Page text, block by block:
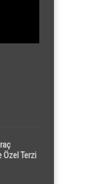
Özel Terzi